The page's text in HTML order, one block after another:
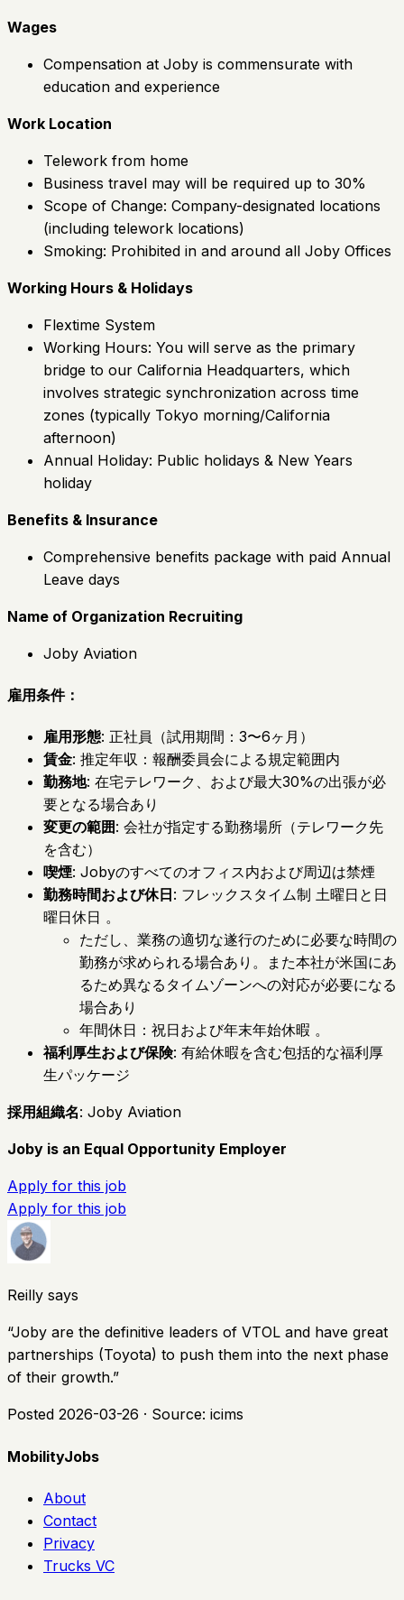
Wages
Compensation at Joby is commensurate with
education and experience
Work Location
Telework from home
Business travel may will be required up to 30%
Scope of Change: Company-designated locations
(including telework locations)
Smoking: Prohibited in and around all Joby Offices
Working Hours & Holidays
Flextime System
Working Hours: You will serve as the primary
bridge to our California Headquarters, which
involves strategic synchronization across time
zones (typically Tokyo morning/California
afternoon)
Annual Holiday: Public holidays & New Years
holiday
Benefits & Insurance
Comprehensive benefits package with paid Annual
Leave days
Name of Organization Recruiting
Joby Aviation
雇用条件：
雇用形態: 正社員（試用期間：3〜6ヶ月）
賃金: 推定年収：報酬委員会による規定範囲内
勤務地: 在宅テレワーク、および最大30%の出張が必
要となる場合あり
変更の範囲: 会社が指定する勤務場所（テレワーク先
を含む）
喫煙: Jobyのすべてのオフィス内および周辺は禁煙
勤務時間および休日: フレックスタイム制 土曜日と日
曜日休日 。
ただし、業務の適切な遂行のために必要な時間の
勤務が求められる場合あり。また本社が米国にあ
るため異なるタイムゾーンへの対応が必要になる
場合あり
年間休日：祝日および年末年始休暇 。
福利厚生および保険: 有給休暇を含む包括的な福利厚
生パッケージ
採用組織名: Joby Aviation
Joby is an Equal Opportunity Employer
Apply for this job
Apply for this job
Reilly says
“Joby are the definitive leaders of VTOL and have great
partnerships (Toyota) to push them into the next phase
of their growth.”
Posted 2026-03-26 · Source: icims
MobilityJobs
About
Contact
Privacy
Trucks VC